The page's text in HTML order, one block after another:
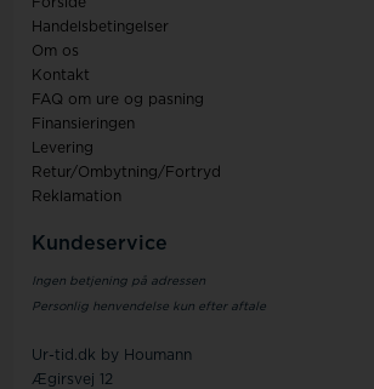
Handelsbetingelser
Om os
Kontakt
FAQ om ure og pasning
Finansieringen
Levering
Retur/Ombytning/Fortryd
Reklamation
Kundeservice
Ingen betjening på adressen
Personlig henvendelse kun efter aftale
Ur-tid.dk by Houmann
Ægirsvej 12